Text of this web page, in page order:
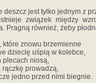
deszcz jest tylko jednym z
związek między
Pragną również, żeby
które znowu brzemienne
dziecię uśpią w kolebce,
plecach niosą,
rączkę prowadzą,
jedno przed nimi biegnie.